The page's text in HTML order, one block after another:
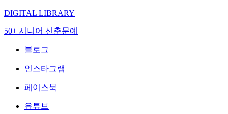
DIGITAL LIBRARY
50+ 시니어 신춘문예
블로그
인스타그램
페이스북
유튜브